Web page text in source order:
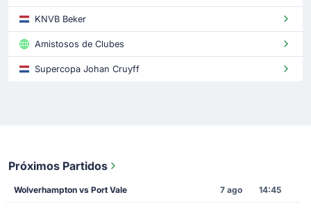
KNVB Beker
Amistosos de Clubes
Supercopa Johan Cruyff
Próximos Partidos
Wolverhampton vs Port Vale 7 ago 14:45